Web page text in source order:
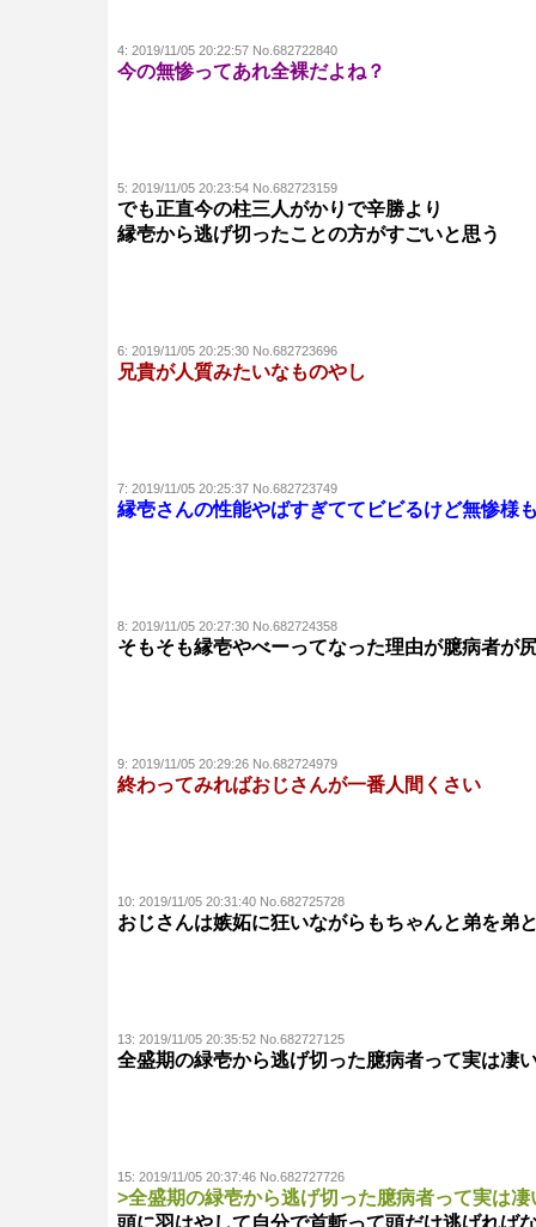
4: 2019/11/05 20:22:57 No.682722840
今の無惨ってあれ全裸だよね？
5: 2019/11/05 20:23:54 No.682723159
でも正直今の柱三人がかりで辛勝より
縁壱から逃げ切ったことの方がすごいと思う
6: 2019/11/05 20:25:30 No.682723696
兄貴が人質みたいなものやし
7: 2019/11/05 20:25:37 No.682723749
縁壱さんの性能やばすぎててビビるけど無惨様
8: 2019/11/05 20:27:30 No.682724358
そもそも縁壱やべーってなった理由が臆病者が
9: 2019/11/05 20:29:26 No.682724979
終わってみればおじさんが一番人間くさい
10: 2019/11/05 20:31:40 No.682725728
おじさんは嫉妬に狂いながらもちゃんと弟を弟
13: 2019/11/05 20:35:52 No.682727125
全盛期の緑壱から逃げ切った臆病者って実は
15: 2019/11/05 20:37:46 No.682727726
>全盛期の緑壱から逃げ切った臆病者って実は
頭に羽はやして自分で首斬って頭だけ逃げれば